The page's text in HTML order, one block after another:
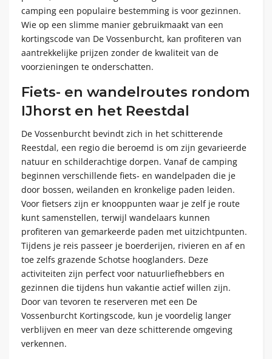
camping een populaire bestemming is voor gezinnen.
Wie op een slimme manier gebruikmaakt van een
kortingscode van De Vossenburcht, kan profiteren van
aantrekkelijke prijzen zonder de kwaliteit van de
voorzieningen te onderschatten.
Fiets- en wandelroutes rondom
IJhorst en het Reestdal
De Vossenburcht bevindt zich in het schitterende
Reestdal, een regio die beroemd is om zijn gevarieerde
natuur en schilderachtige dorpen. Vanaf de camping
beginnen verschillende fiets- en wandelpaden die je
door bossen, weilanden en kronkelige paden leiden.
Voor fietsers zijn er knooppunten waar je zelf je route
kunt samenstellen, terwijl wandelaars kunnen
profiteren van gemarkeerde paden met uitzichtpunten.
Tijdens je reis passeer je boerderijen, rivieren en af en
toe zelfs grazende Schotse hooglanders. Deze
activiteiten zijn perfect voor natuurliefhebbers en
gezinnen die tijdens hun vakantie actief willen zijn.
Door van tevoren te reserveren met een De
Vossenburcht Kortingscode, kun je voordelig langer
verblijven en meer van deze schitterende omgeving
verkennen.